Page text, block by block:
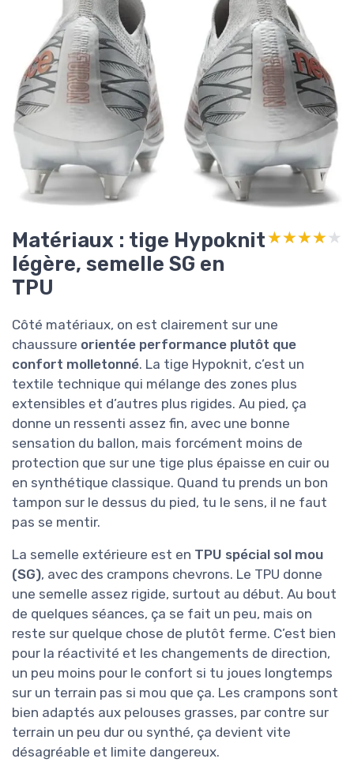
Matériaux : tige Hypoknit
légère, semelle SG en
TPU
★★★★★
★★★★★
Côté matériaux, on est clairement sur une
chaussure orientée performance plutôt que
confort molletonné. La tige Hypoknit, c’est un
textile technique qui mélange des zones plus
extensibles et d’autres plus rigides. Au pied, ça
donne un ressenti assez fin, avec une bonne
sensation du ballon, mais forcément moins de
protection que sur une tige plus épaisse en cuir ou
en synthétique classique. Quand tu prends un bon
tampon sur le dessus du pied, tu le sens, il ne faut
pas se mentir.
La semelle extérieure est en TPU spécial sol mou
(SG), avec des crampons chevrons. Le TPU donne
une semelle assez rigide, surtout au début. Au bout
de quelques séances, ça se fait un peu, mais on
reste sur quelque chose de plutôt ferme. C’est bien
pour la réactivité et les changements de direction,
un peu moins pour le confort si tu joues longtemps
sur un terrain pas si mou que ça. Les crampons sont
bien adaptés aux pelouses grasses, par contre sur
terrain un peu dur ou synthé, ça devient vite
désagréable et limite dangereux.